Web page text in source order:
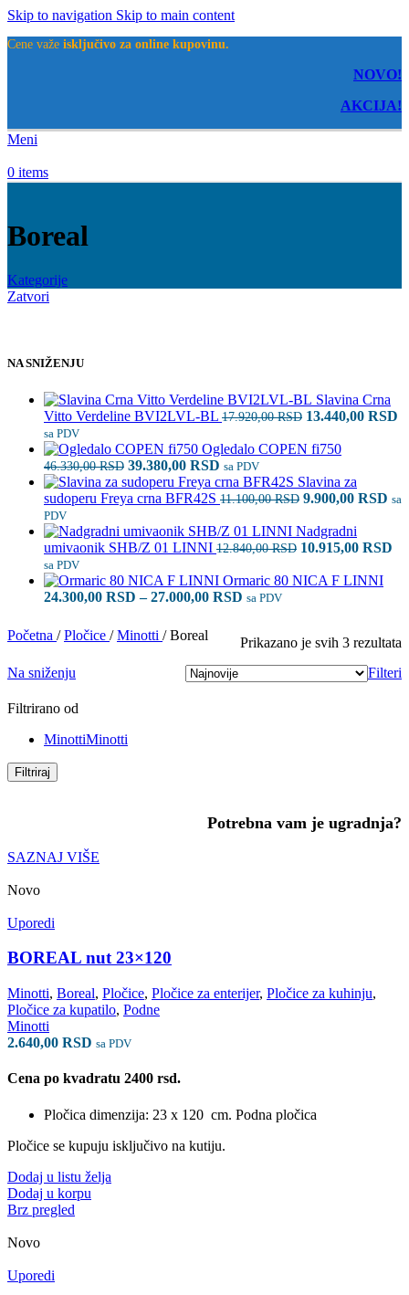
Skip to navigation Skip to main content
Cene važe isključivo za online kupovinu.
NOVO!
AKCIJA!
Meni
0 items
Boreal
Kategorije
Zatvori
NA SNIŽENJU
Slavina Crna
Vitto Verdeline BVI2LVL-BL 17.920,00RSD Originalna
je
17.920,00 RSD.
13.440,00 RSD
sa PDV
Ogledalo COPEN fi750
46.330,00RSD Originalna
cena
je
46.330,00 RSD.
39.380,00 RSD Trenutna
cena
je:
sa PDV
Slavina za
sudoperu Freya crna BFR42S 11.100,00RSD Originalna
je
bila:
9.900,00 RSD sa
PDV
Nadgradni
umivaonik SHB/Z 01 LINNI 12.840,00RSD Originalna
je
10.915,00 RSD
sa PDV
Ormaric 80 NICA F LINNI
24.300,00 RSD – 27.000,00 RSD Raspon
24.300,00 RSD
do
27.000,00 RSD
sa PDV
Početna / Pločice / Minotti / Boreal Prikazano je svih 3 rezultata
Na sniženju Filteri
Filtrirano od
MinottiMinotti
Filtriraj
Potrebna vam je ugradnja?
SAZNAJ VIŠE
Novo
Uporedi
BOREAL nut 23×120
Minotti, Boreal, Pločice, Pločice za enterijer, Pločice za kuhinju,
Pločice za kupatilo, Podne
Minotti
2.640,00 RSD sa PDV
Cena po kvadratu 2400 rsd.
Pločica dimenzija: 23 x 120 cm. Podna pločica
Pločice se kupuju isključivo na kutiju.
Dodaj u listu želja
Dodaj u korpu
Brz pregled
Novo
Uporedi